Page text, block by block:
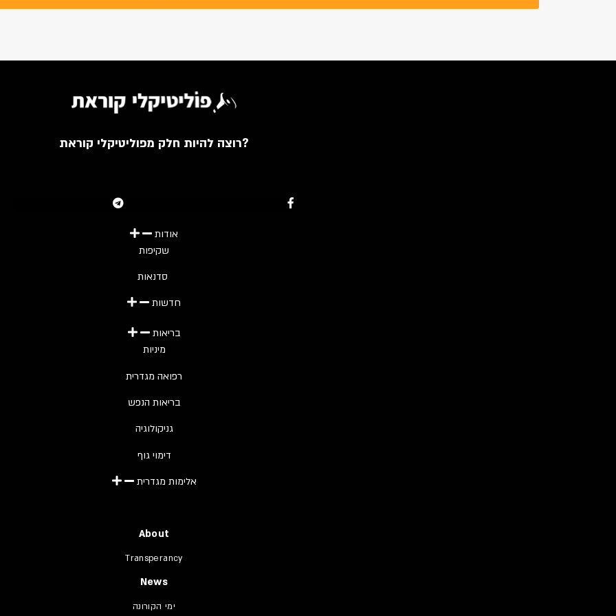
רוצה להיות חלק מפוליטיקלי קוראת?
אודות
שקיפות
סדנאות
חדשות
בריאות
מיניות
רפואה מגדרית
בריאות הנפש
גניקולוגיה
דימוי גוף
אלימות מגדרית
About
Transperancy
News
ימי הקורונה